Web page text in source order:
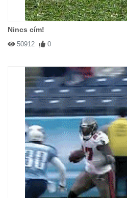
Nincs cím!
50912 0